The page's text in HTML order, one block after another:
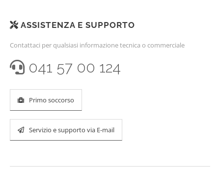
ASSISTENZA E SUPPORTO
Contattaci per qualsiasi informazione tecnica o commerciale
041 57 00 124
Primo soccorso
Servizio e supporto via E-mail